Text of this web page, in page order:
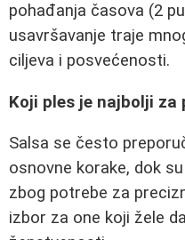
pohađanja časova (2
usavršavanje traje
ciljeva i posvećenosti.
Koji ples je najbolji za
Salsa se često
osnovne korake, dok
zbog potrebe za
izbor za one koji žele